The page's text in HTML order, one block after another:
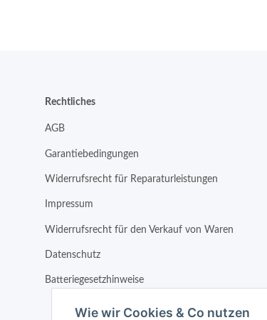
Rechtliches
AGB
Garantiebedingungen
Widerrufsrecht für Reparaturleistungen
Impressum
Widerrufsrecht für den Verkauf von Waren
Datenschutz
Batteriegesetzhinweise
Wie wir Cookies & Co nutzen